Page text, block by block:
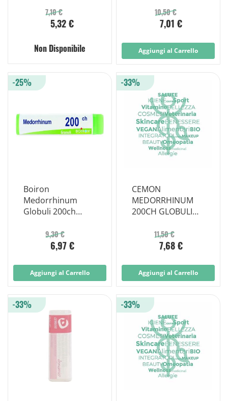
7,10 €
5,32 €
Non Disponibile
10,50 €
7,01 €
Aggiungi al Carrello
Boiron
Medorrhinum
Globuli 200ch
9,30 €
6,97 €
-25%
Aggiungi al Carrello
CEMON
MEDORRHINUM
200CH GLOBULI
11,50 €
7,68 €
-33%
Aggiungi al Carrello
-33% -33%